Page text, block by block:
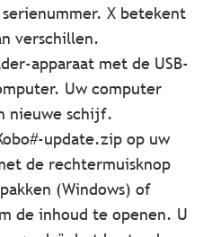
X betekent
verschillen.
apparaat met de USB-
Uw computer
nieuwe schijf.
update.zip op uw
de rechtermuisknop
(Windows) of
de inhoud te openen. U